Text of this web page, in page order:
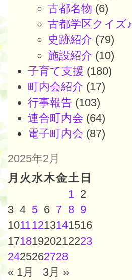
古都名物 (6)
古都学区クイズ♪
史跡紹介 (79)
施設紹介 (10)
子育て支援 (180)
町内会紹介 (17)
行事報告 (103)
連合町内会 (64)
電子町内会 (87)
2025年2月
月 火水木金土 日
1 2
3 4 5 6 7 8 9
10111213141516
17181920212223
2425262728
« 1月
3月 »